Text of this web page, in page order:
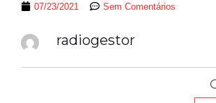
07/23/2021 Sem Comentários
radiogestor